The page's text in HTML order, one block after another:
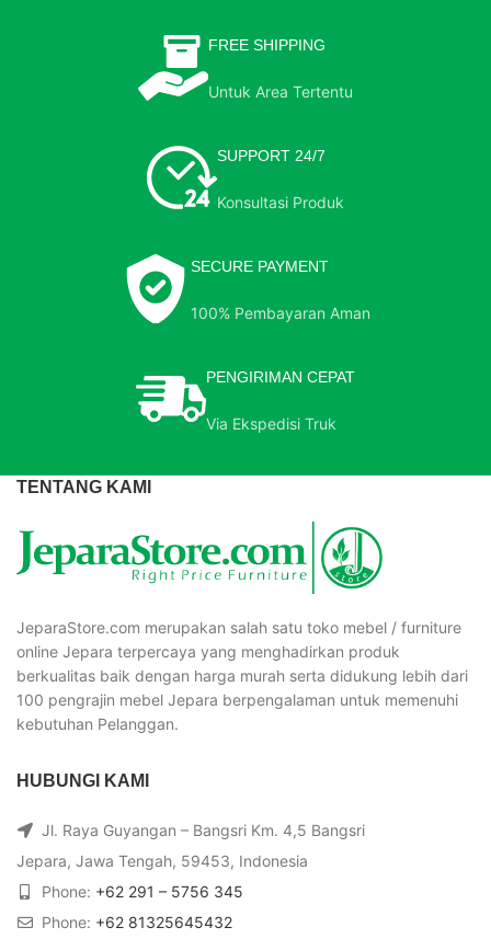
FREE SHIPPING
Untuk Area Tertentu
SUPPORT 24/7
Konsultasi Produk
SECURE PAYMENT
100% Pembayaran Aman
PENGIRIMAN CEPAT
Via Ekspedisi Truk
TENTANG KAMI
JeparaStore.com merupakan salah satu toko mebel / furniture
online Jepara terpercaya yang menghadirkan produk
berkualitas baik dengan harga murah serta didukung lebih dari
100 pengrajin mebel Jepara berpengalaman untuk memenuhi
kebutuhan Pelanggan.
HUBUNGI KAMI
Jl. Raya Guyangan – Bangsri Km. 4,5 Bangsri
Jepara, Jawa Tengah, 59453, Indonesia
Phone: +62 291 – 5756 345
Phone: +62 81325645432